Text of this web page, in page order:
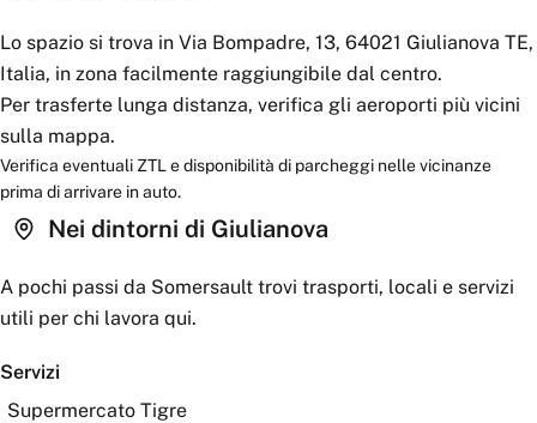
Lo spazio si trova in Via Bompadre, 13, 64021 Giulianova TE,
Italia, in zona facilmente raggiungibile dal centro.
Per trasferte lunga distanza, verifica gli aeroporti più vicini
sulla mappa.
Verifica eventuali ZTL e disponibilità di parcheggi nelle vicinanze
prima di arrivare in auto.
Nei dintorni di Giulianova
A pochi passi da Somersault trovi trasporti, locali e servizi
utili per chi lavora qui.
Servizi
Supermercato Tigre